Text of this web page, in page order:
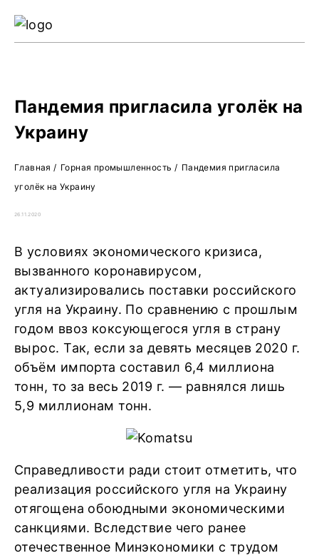
Пандемия пригласила уголёк на
Украину
Главная / Горная промышленность / Пандемия пригласила
уголёк на Украину
26.11.2020
В условиях экономического кризиса,
вызванного коронавирусом,
актуализировались поставки российского
угля на Украину. По сравнению с прошлым
годом ввоз коксующегося угля в страну
вырос. Так, если за девять месяцев 2020 г.
объём импорта составил 6,4 миллиона
тонн, то за весь 2019 г. — равнялся лишь
5,9 миллионам тонн.
Справедливости ради стоит отметить, что
реализация российского угля на Украину
отягощена обоюдными экономическими
санкциями. Вследствие чего ранее
отечественное Минэкономики с трудом